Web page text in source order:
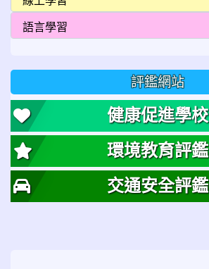
評鑑網站
健康促進學校
環境教育評鑑
交通安全評鑑